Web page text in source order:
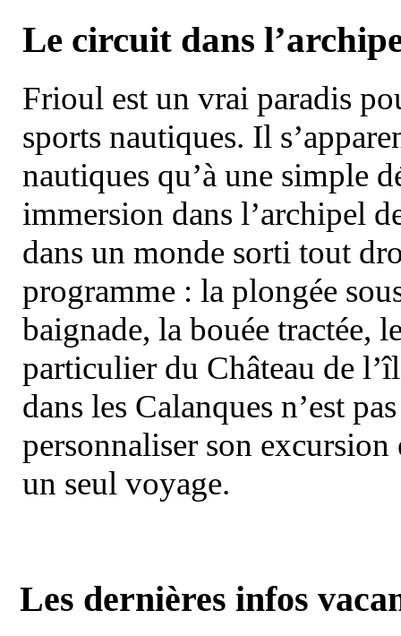
Le circuit dans
Frioul est un vrai paradis
sports nautiques. Il
nautiques qu’à une simple
immersion dans l’archipel
dans un monde sorti tout
programme : la plongée
baignade, la bouée tractée,
particulier du Château de
dans les Calanques n’est
personnaliser son
un seul voyage.
Les dernières infos